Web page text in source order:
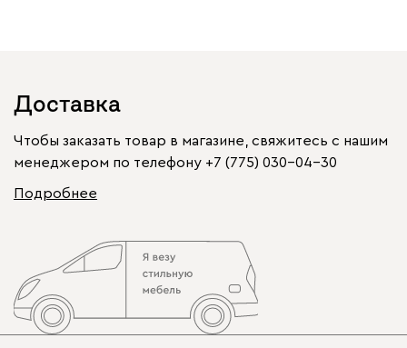
Доставка
Чтобы заказать товар в магазине, свяжитесь с нашим
менеджером по телефону +7 (775) 030-04-30
Подробнее